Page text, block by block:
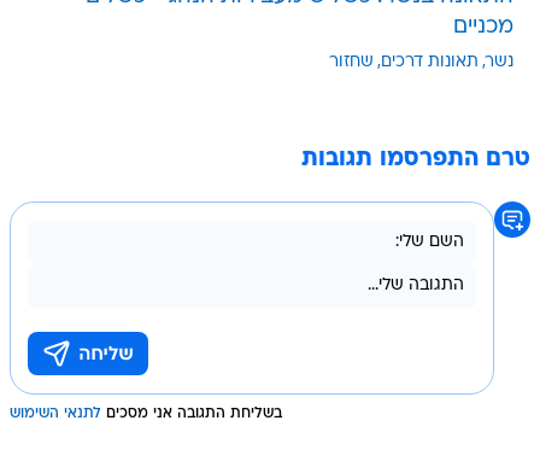
מכניים
נשר תאונות דרכים שחזור
טרם התפרסמו תגובות
בשליחת התגובה אני מסכים לתנאי השימוש